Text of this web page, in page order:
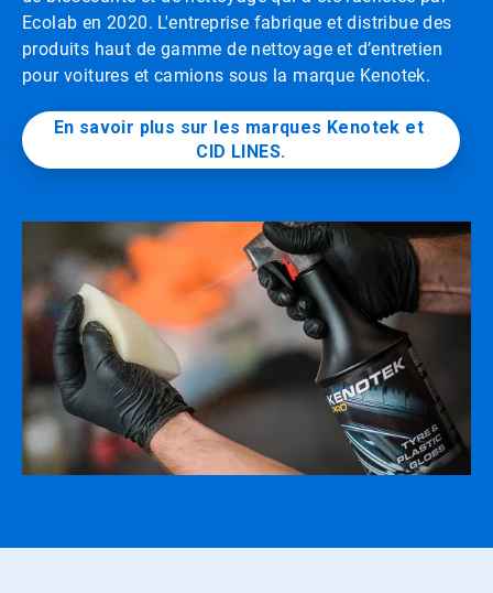
Ecolab en 2020. L'entreprise fabrique et distribue des
produits haut de gamme de nettoyage et d’entretien
pour voitures et camions sous la marque Kenotek.
En savoir plus sur les marques Kenotek et
CID LINES.